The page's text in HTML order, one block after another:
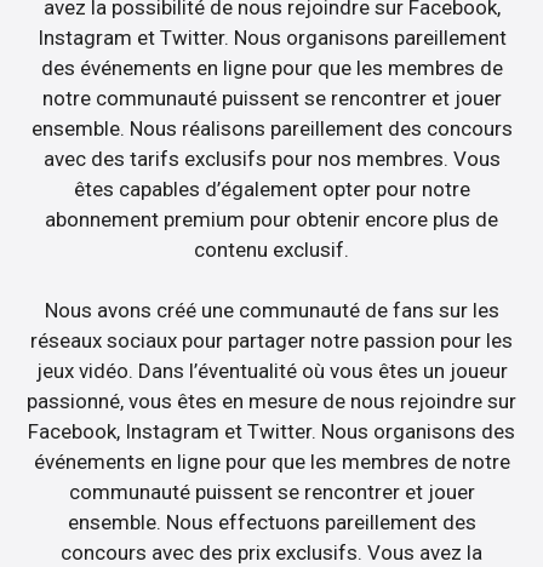
avez la possibilité de nous rejoindre sur Facebook,
Instagram et Twitter. Nous organisons pareillement
des événements en ligne pour que les membres de
notre communauté puissent se rencontrer et jouer
ensemble. Nous réalisons pareillement des concours
avec des tarifs exclusifs pour nos membres. Vous
êtes capables d’également opter pour notre
abonnement premium pour obtenir encore plus de
contenu exclusif.
Nous avons créé une communauté de fans sur les
réseaux sociaux pour partager notre passion pour les
jeux vidéo. Dans l’éventualité où vous êtes un joueur
passionné, vous êtes en mesure de nous rejoindre sur
Facebook, Instagram et Twitter. Nous organisons des
événements en ligne pour que les membres de notre
communauté puissent se rencontrer et jouer
ensemble. Nous effectuons pareillement des
concours avec des prix exclusifs. Vous avez la